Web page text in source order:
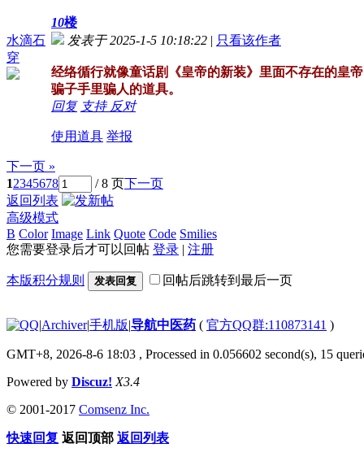
水滴石
穿
10楼
发表于 2025-1-5 10:18:22 | 只看该作者
经络循行就像童话剧《皇帝的新装》里面不存在的皇
骗子手里骗人的道具。
回复 支持 反对
使用道具 举报
下一页 »
12345678 / 8 页下一页
返回列表
高级模式
B Color Image Link Quote Code Smilies
您需要登录后才可以回帖 登录 | 注册
本版积分规则 发表回复 回帖后跳转到最后一页
|Archiver|手机版|导航中医药 ( 官方QQ群:110873141 )
GMT+8, 2026-8-6 18:03 , Processed in 0.056602 second(s), 15
Powered by Discuz! X3.4
© 2001-2017 Comsenz Inc.
快速回复 返回顶部 返回列表